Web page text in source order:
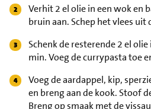
Verhit 2 el olie in een wok en
bruin aan. Schep het vlees uit
Schenk de resterende 2 el
min. Voeg de currypasta toe
Voeg de aardappel, kip,
en breng aan de kook. Stoof
Breng op smaak met de